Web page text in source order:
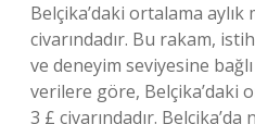
Belçika’daki ortalama aylık
civarındadır. Bu rakam,
ve deneyim seviyesine
verilere göre, Belçika’daki
3 £ civarındadır.